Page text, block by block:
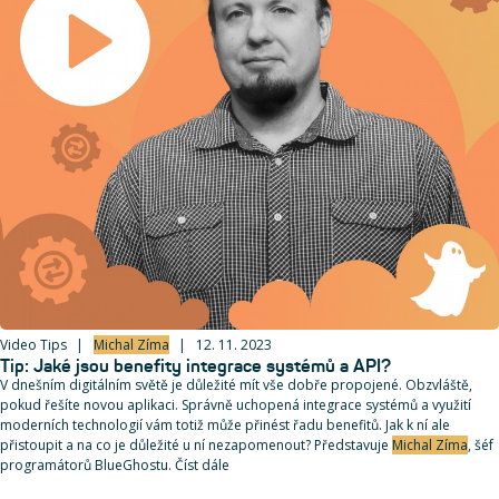
Video Tips Michal Zíma 12. 11. 2023
Tip: Jaké jsou benefity integrace systémů a API?
V dnešním digitálním světě je důležité mít vše dobře propojené. Obzvláště,
pokud řešíte novou aplikaci. Správně uchopená integrace systémů a využití
moderních technologií vám totiž může přinést řadu benefitů. Jak k ní ale
přistoupit a na co je důležité u ní nezapomenout? Představuje Michal Zíma, šéf
programátorů BlueGhostu. Číst dále